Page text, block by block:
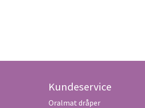
Kundeservice
Oralmat dråper